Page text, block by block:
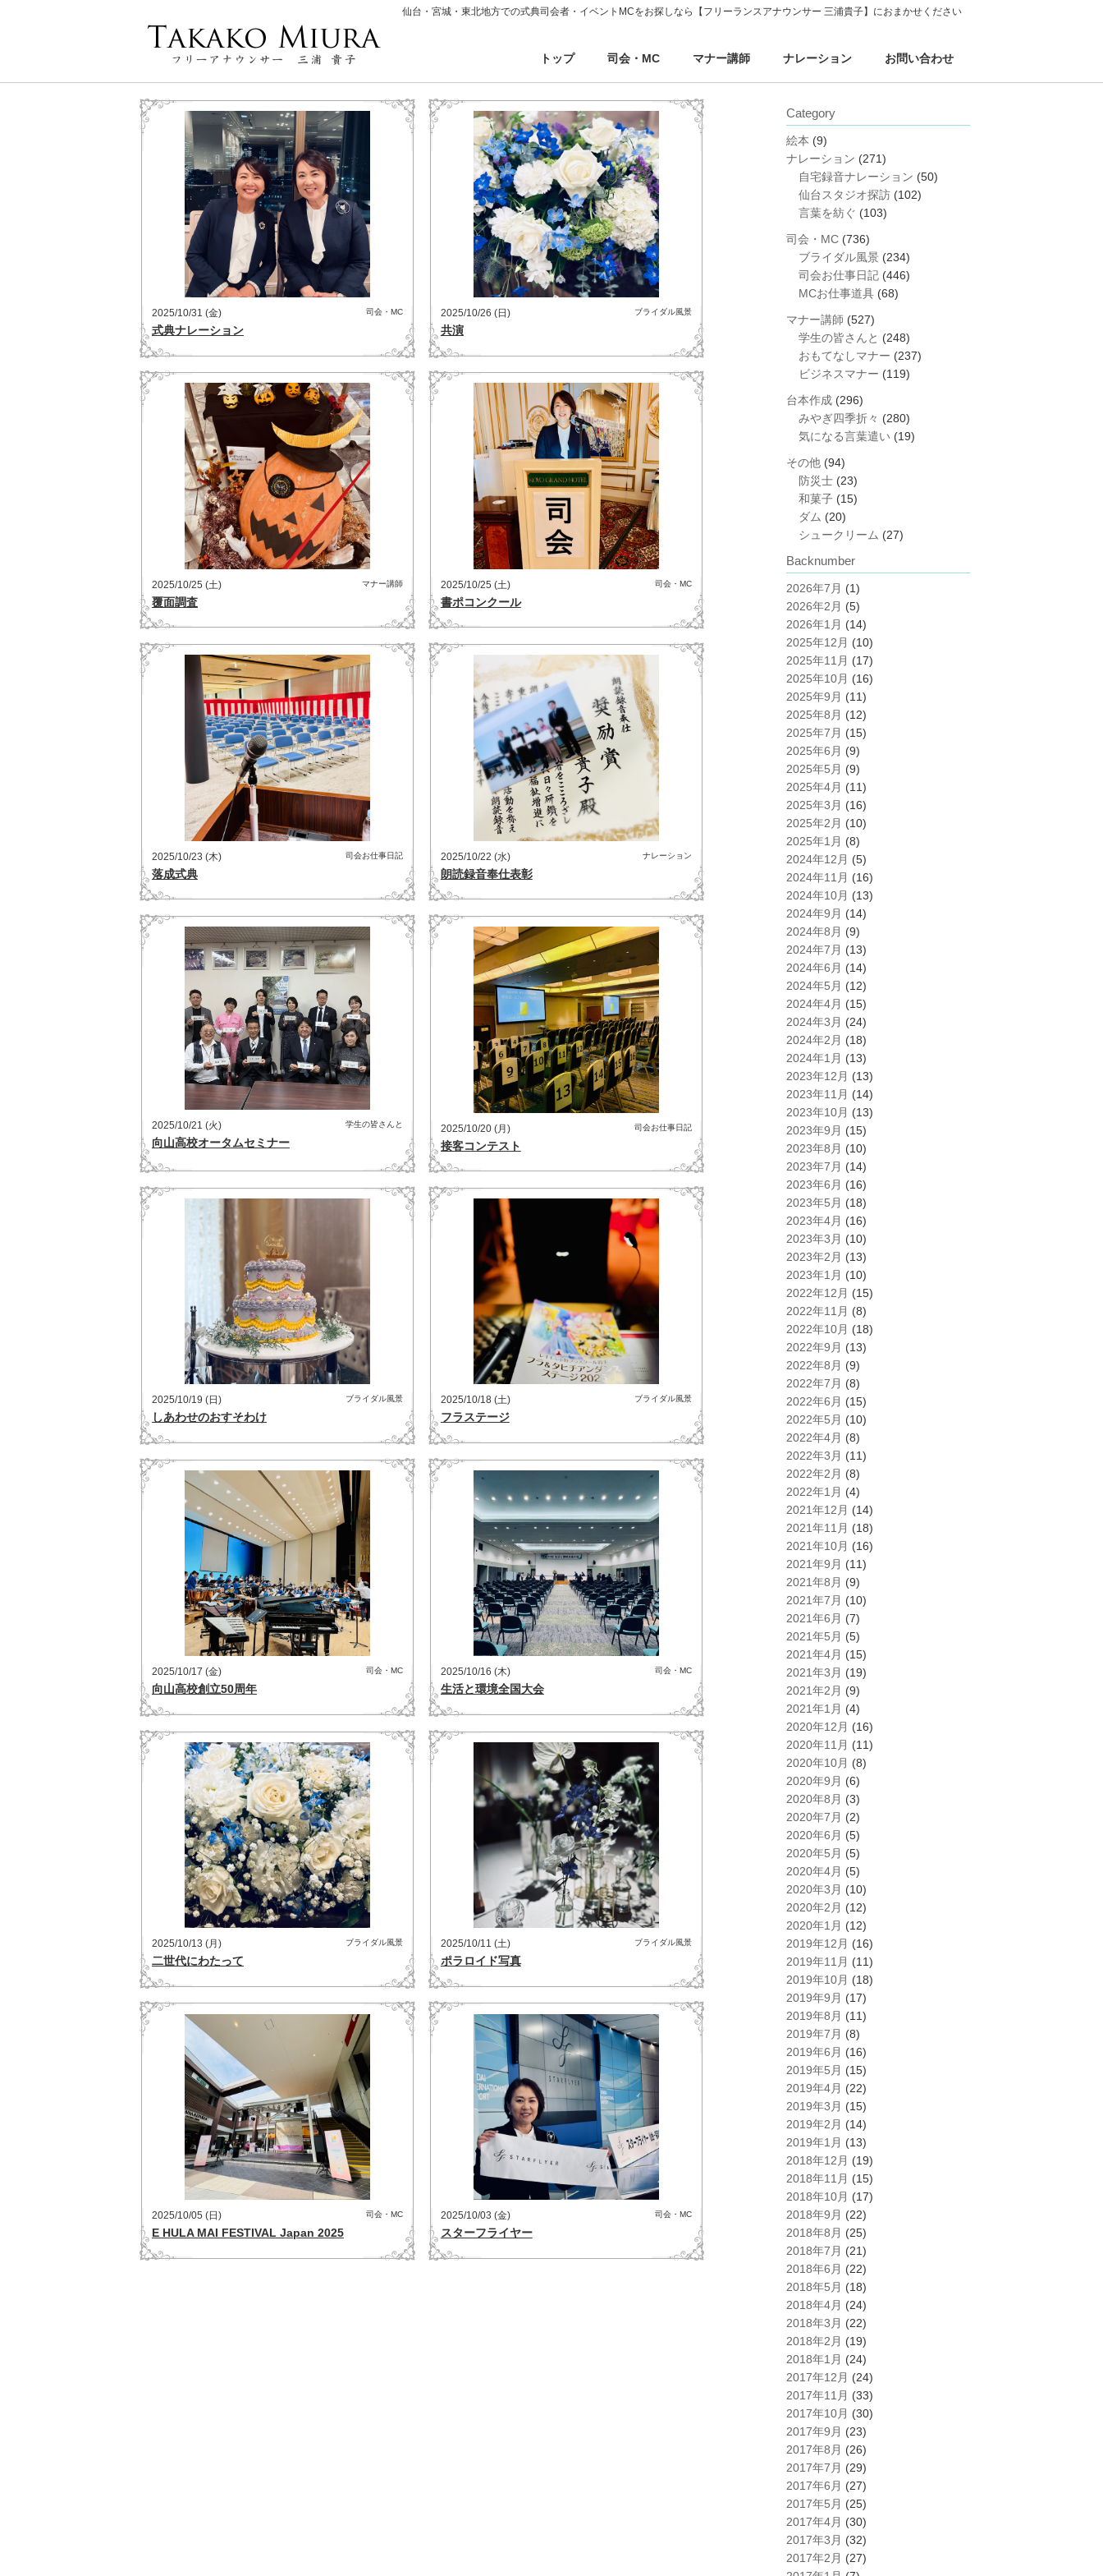
仙台・宮城・東北地方での式典司会者・イベントMCをお探しなら【フリーランスアナウンサー 三浦貴子】におまかせください
トップ 司会・MC マナー講師 ナレーション お問い合わせ
2025/10/31 (金) 司会・MC
式典ナレーション
2025/10/26 (日) ブライダル風景
共演
2025/10/25 (土) マナー講師
覆面調査
2025/10/25 (土) 司会・MC
書ポコンクール
2025/10/23 (木) 司会お仕事日記
落成式典
2025/10/22 (水) ナレーション
朗読録音奉仕表彰
2025/10/21 (火) 学生の皆さんと
向山高校オータムセミナー
2025/10/20 (月) 司会お仕事日記
接客コンテスト
2025/10/19 (日) ブライダル風景
しあわせのおすそわけ
2025/10/18 (土) ブライダル風景
フラステージ
2025/10/17 (金) 司会・MC
向山高校創立50周年
2025/10/16 (木) 司会・MC
生活と環境全国大会
2025/10/13 (月) ブライダル風景
二世代にわたって
2025/10/11 (土) ブライダル風景
ポラロイド写真
2025/10/05 (日) 司会・MC
E HULA MAI FESTIVAL Japan 2025
2025/10/03 (金) 司会・MC
スターフライヤー
Category
絵本 (9)
ナレーション (271)
自宅録音ナレーション (50)
仙台スタジオ探訪(102)
言葉を紡ぐ (103)
司会・MC(736)
ブライダル風景(234)
司会お仕事日記(446)
MCお仕事道具(68)
マナー講師 (527)
学生の皆さんと (248)
おもてなしマナー (237)
ビジネスマナー (119)
台本作成(296)
みやぎ四季折々 (280)
気になる言葉遣い (19)
その他(94)
防災士(23)
和菓子(15)
ダム (20)
シュークリーム (27)
Backnumber
2026年7月 (1)
2026年2月 (5)
2026年1月 (14)
2025年12月 (10)
2025年11月 (17)
2025年10月 (16)
2025年9月 (11)
2025年8月 (12)
2025年7月 (15)
2025年6月 (9)
2025年5月 (9)
2025年4月 (11)
2025年3月 (16)
2025年2月 (10)
2025年1月 (8)
2024年12月 (5)
2024年11月 (16)
2024年10月 (13)
2024年9月 (14)
2024年8月 (9)
2024年7月 (13)
2024年6月 (14)
2024年5月 (12)
2024年4月 (15)
2024年3月 (24)
2024年2月 (18)
2024年1月 (13)
2023年12月 (13)
2023年11月 (14)
2023年10月 (13)
2023年9月 (15)
2023年8月 (10)
2023年7月 (14)
2023年6月 (16)
2023年5月 (18)
2023年4月 (16)
2023年3月 (10)
2023年2月 (13)
2023年1月 (10)
2022年12月 (15)
2022年11月 (8)
2022年10月 (18)
2022年9月 (13)
2022年8月 (9)
2022年7月 (8)
2022年6月 (15)
2022年5月 (10)
2022年4月 (8)
2022年3月 (11)
2022年2月 (8)
2022年1月 (4)
2021年12月 (14)
2021年11月 (18)
2021年10月 (16)
2021年9月 (11)
2021年8月 (9)
2021年7月 (10)
2021年6月 (7)
2021年5月 (5)
2021年4月 (15)
2021年3月 (19)
2021年2月 (9)
2021年1月 (4)
2020年12月 (16)
2020年11月 (11)
2020年10月 (8)
2020年9月 (6)
2020年8月 (3)
2020年7月 (2)
2020年6月 (5)
2020年5月 (5)
2020年4月 (5)
2020年3月 (10)
2020年2月 (12)
2020年1月 (12)
2019年12月 (16)
2019年11月 (11)
2019年10月 (18)
2019年9月 (17)
2019年8月 (11)
2019年7月 (8)
2019年6月 (16)
2019年5月 (15)
2019年4月 (22)
2019年3月 (15)
2019年2月 (14)
2019年1月 (13)
2018年12月 (19)
2018年11月 (15)
2018年10月 (17)
2018年9月 (22)
2018年8月 (25)
2018年7月 (21)
2018年6月 (22)
2018年5月 (18)
2018年4月 (24)
2018年3月 (22)
2018年2月 (19)
2018年1月 (24)
2017年12月 (24)
2017年11月 (33)
2017年10月 (30)
2017年9月 (23)
2017年8月 (26)
2017年7月 (29)
2017年6月 (27)
2017年5月 (25)
2017年4月 (30)
2017年3月 (32)
2017年2月 (27)